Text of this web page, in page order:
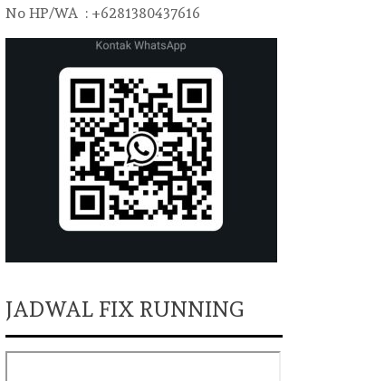
No HP/WA : +6281380437616
JADWAL FIX RUNNING